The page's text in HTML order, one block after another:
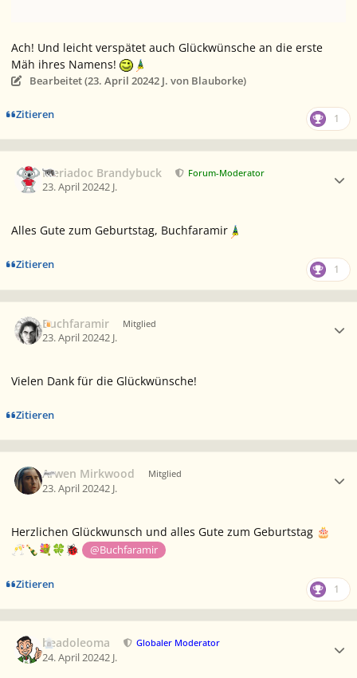
Ach! Und leicht verspätet auch Glückwünsche an die erste
Mäh ihres Namens!
Bearbeitet (23. April 20242 J. von Blauborke)
Zitieren 1
Meriadoc Brandybuck Forum-Moderator
23. April 20242 J.
Alles Gute zum Geburtstag, Buchfaramir
Zitieren 1
Buchfaramir Mitglied
23. April 20242 J.
Vielen Dank für die Glückwünsche!
Zitieren
Arwen Mirkwood Mitglied
23. April 20242 J.
Herzlichen Glückwunsch und alles Gute zum Geburtstag 🎂
🥂🍾 💐🍀🐞 @Buchfaramir
Zitieren 1
beadoleoma Globaler Moderator
24. April 20242 J.